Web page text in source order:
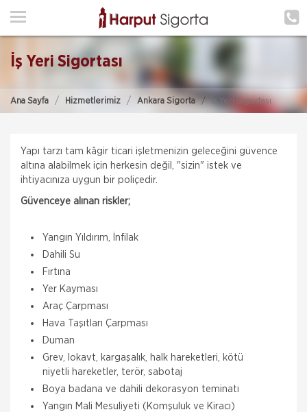
ANA SAYFA
POLIÇE HATIRLAT
ŞUBELERIMIZ
ŞUBE BAŞVURUSU
MÜŞTERI GIRIŞI
TEKLİF AL
İş Yeri Sigortası
Ana Sayfa Hizmetlerimiz Ankara Sigorta İş Yeri Sigortası
Yapı tarzı tam kâgir ticari işletmenizin geleceğini güvence
altına alabilmek için herkesin değil, "sizin" istek ve
ihtiyacınıza uygun bir poliçedir.
Güvenceye alınan riskler;
Yangın Yıldırım, İnfilak
Dahili Su
Fırtına
Yer Kayması
Araç Çarpması
Hava Taşıtları Çarpması
Duman
Grev, lokavt, kargaşalık, halk hareketleri, kötü
niyetli hareketler, terör, sabotaj
Boya badana ve dahili dekorasyon teminatı
Yangın Mali Mesuliyeti (Komşuluk ve Kiracı)